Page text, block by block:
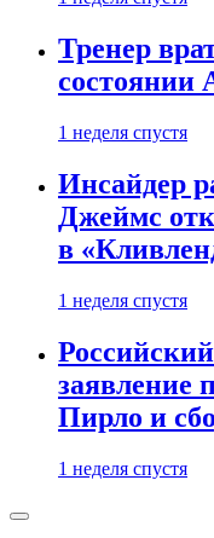
Тренер
состоянии
1 неделя спустя
Инсайдер
Джеймс
в
1 неделя спустя
заявление
Пирло и
1 неделя спустя